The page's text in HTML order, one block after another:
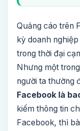
Quảng cáo trên
kỳ doanh
trong thời đại
Nhưng một
người ta thường
Facebook là
kiếm thông tin
Facebook, thì